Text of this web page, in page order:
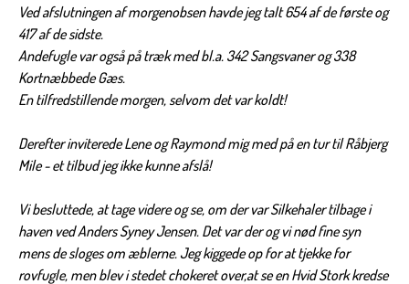
Ved afslutningen af morgenobsen havde jeg talt 654 af de første og
417 af de sidste.
Andefugle var også på træk med bl.a. 342 Sangsvaner og 338
Kortnæbbede Gæs.
En tilfredstillende morgen, selvom det var koldt!
Derefter inviterede Lene og Raymond mig med på en tur til Råbjerg
Mile - et tilbud jeg ikke kunne afslå!
Vi besluttede, at tage videre og se, om der var Silkehaler tilbage i
haven ved Anders Syney Jensen. Det var der og vi nød fine syn
mens de sloges om æblerne. Jeg kiggede op for at tjekke for
rovfugle, men blev i stedet chokeret over,at se en Hvid Stork kredse